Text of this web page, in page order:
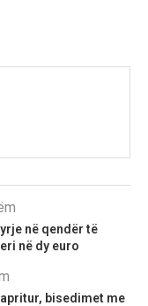
në qendër të
në dy euro
bisedimet me